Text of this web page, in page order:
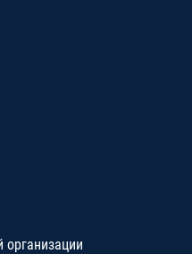
организации